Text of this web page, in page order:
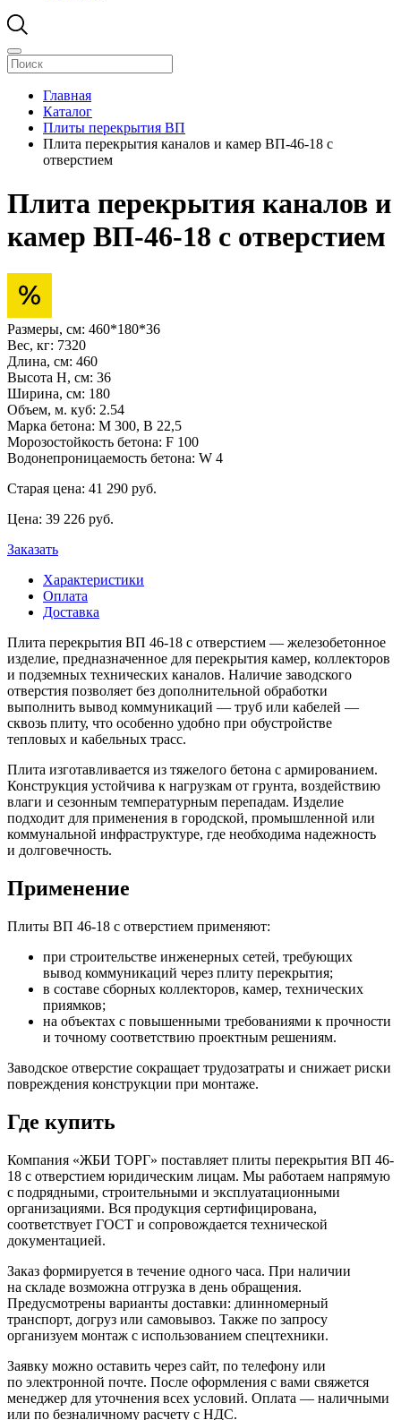
Главная
Каталог
Плиты перекрытия ВП
Плита перекрытия каналов и камер ВП-46-18 с
отверстием
Плита перекрытия каналов и
камер ВП-46-18 с отверстием
Размеры, см: 460*180*36
Вес, кг: 7320
Длина, см: 460
Высота H, см: 36
Ширина, см: 180
Объем, м. куб: 2.54
Марка бетона: М 300, В 22,5
Морозостойкость бетона: F 100
Водонепроницаемость бетона: W 4
Старая цена: 41 290 pуб.
Цена: 39 226 pуб.
Заказать
Характеристики
Оплата
Доставка
Плита перекрытия ВП 46-18 с отверстием — железобетонное
изделие, предназначенное для перекрытия камер, коллекторов
и подземных технических каналов. Наличие заводского
отверстия позволяет без дополнительной обработки
выполнить вывод коммуникаций — труб или кабелей —
сквозь плиту, что особенно удобно при обустройстве
тепловых и кабельных трасс.
Плита изготавливается из тяжелого бетона с армированием.
Конструкция устойчива к нагрузкам от грунта, воздействию
влаги и сезонным температурным перепадам. Изделие
подходит для применения в городской, промышленной или
коммунальной инфраструктуре, где необходима надежность
и долговечность.
Применение
Плиты ВП 46-18 с отверстием применяют:
при строительстве инженерных сетей, требующих
вывод коммуникаций через плиту перекрытия;
в составе сборных коллекторов, камер, технических
приямков;
на объектах с повышенными требованиями к прочности
и точному соответствию проектным решениям.
Заводское отверстие сокращает трудозатраты и снижает риски
повреждения конструкции при монтаже.
Где купить
Компания «ЖБИ ТОРГ» поставляет плиты перекрытия ВП 46-
18 с отверстием юридическим лицам. Мы работаем напрямую
с подрядными, строительными и эксплуатационными
организациями. Вся продукция сертифицирована,
соответствует ГОСТ и сопровождается технической
документацией.
Заказ формируется в течение одного часа. При наличии
на складе возможна отгрузка в день обращения.
Предусмотрены варианты доставки: длинномерный
транспорт, догруз или самовывоз. Также по запросу
организуем монтаж с использованием спецтехники.
Заявку можно оставить через сайт, по телефону или
по электронной почте. После оформления с вами свяжется
менеджер для уточнения всех условий. Оплата — наличными
или по безналичному расчету с НДС.